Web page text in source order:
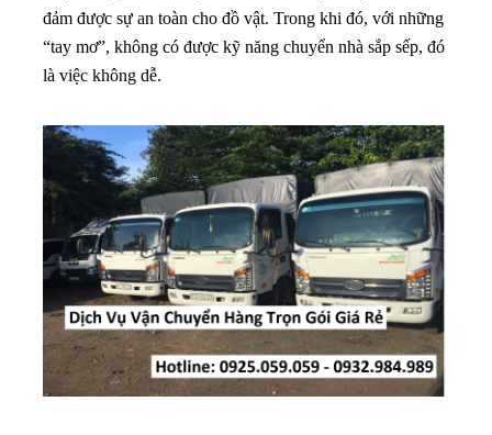
đảm được sự an toàn cho đồ vật. Trong khi đó, với những
“tay mơ”, không có được kỹ năng chuyển nhà sắp sếp, đó
là việc không dễ.